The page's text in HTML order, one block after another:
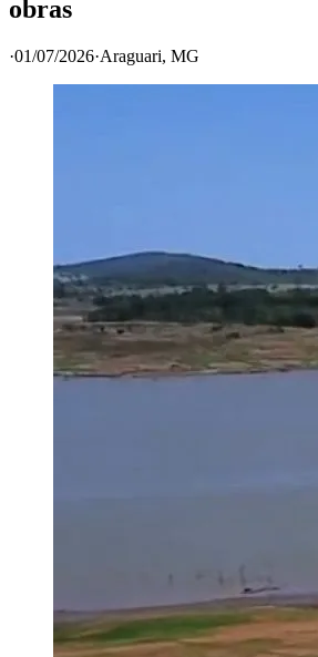
obras
·01/07/2026·Araguari, MG